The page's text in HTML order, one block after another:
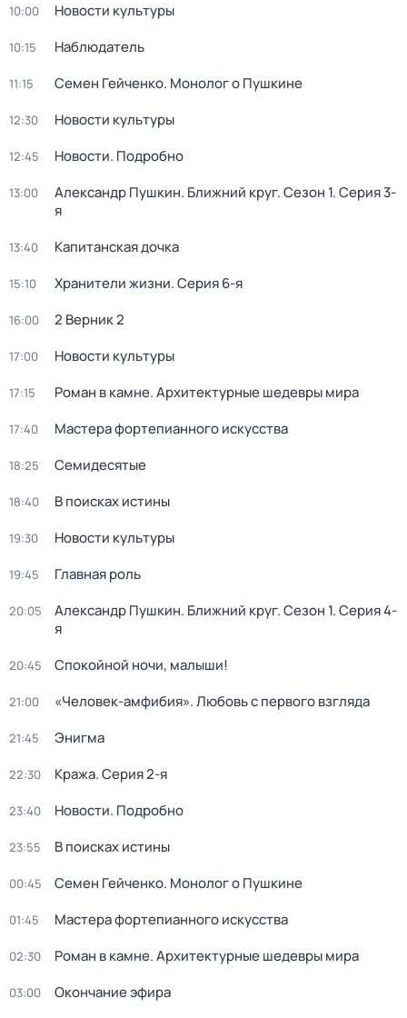
10:00 Новости культуры
10:15 Наблюдатель
11:15 Семен Гейченко. Монолог о Пушкине
12:30 Новости культуры
12:45 Новости. Подробно
13:00 Александр Пушкин. Ближний круг. Сезон 1. Серия 3-
я
13:40 Капитанская дочка
15:10 Хранители жизни. Серия 6-я
16:00 2 Верник 2
17:00 Новости культуры
17:15 Роман в камне. Архитектурные шедевры мира
17:40 Мастера фортепианного искусства
18:25 Семидесятые
18:40 В поисках истины
19:30 Новости культуры
19:45 Главная роль
20:05 Александр Пушкин. Ближний круг. Сезон 1. Серия 4-
я
20:45 Спокойной ночи, малыши!
21:00 «Человек-амфибия». Любовь с первого взгляда
21:45 Энигма
22:30 Кража. Серия 2-я
23:40 Новости. Подробно
23:55 В поисках истины
00:45 Семен Гейченко. Монолог о Пушкине
01:45 Мастера фортепианного искусства
02:30 Роман в камне. Архитектурные шедевры мира
03:00 Окончание эфира